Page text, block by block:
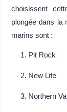
choisissent
plongée dans la
marins sont :
Pit Rock
New Life
Northern